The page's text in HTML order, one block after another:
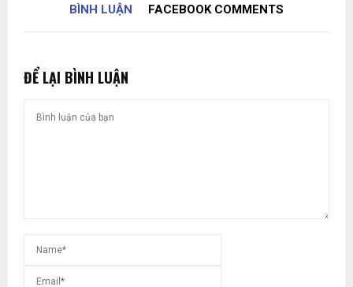
BÌNH LUẬN FACEBOOK COMMENTS
ĐỂ LẠI BÌNH LUẬN